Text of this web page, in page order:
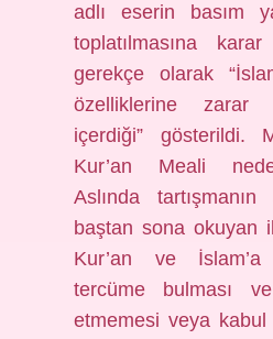
adlı eserin basım
toplatılmasına
gerekçe olarak
özelliklerine zarar
içerdiği” gösterildi.
Kur’an Meali
Aslında
baştan sona okuyan
Kur’an ve İslam’a
tercüme bulması
etmemesi veya kabul